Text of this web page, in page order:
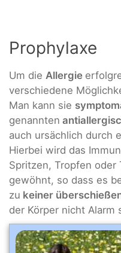
Prophylaxe
Um die Allergie
verschiedene
Man kann sie
genannten
auch ursächlich durch
Hierbei wird das
Spritzen, Tropfen oder
gewöhnt, so dass es
zu keiner
der Körper nicht Alarm